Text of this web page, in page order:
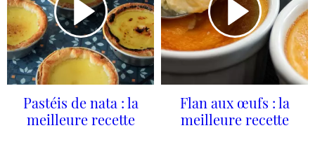
Pastéis de nata : la
meilleure recette
Flan aux œufs : la
meilleure recette